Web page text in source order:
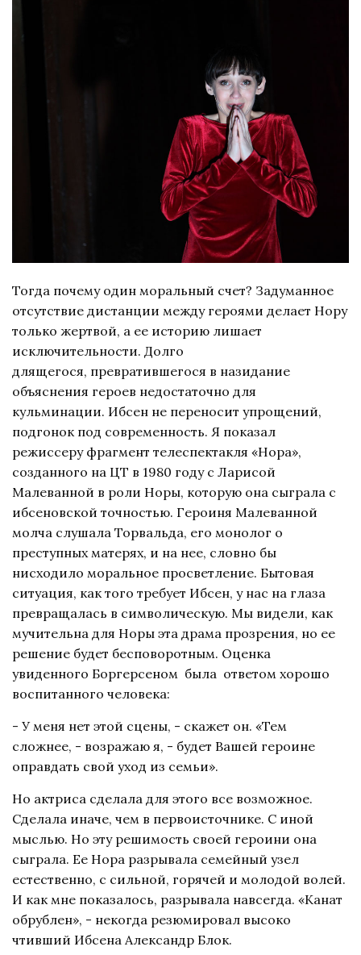
Тогда почему один моральный счет? Задуманное
отсутствие дистанции между героями делает Нору
только жертвой, а ее историю лишает
исключительности. Долго
длящегося, превратившегося в назидание
объяснения героев недостаточно для
кульминации. Ибсен не переносит упрощений,
подгонок под современность. Я показал
режиссеру фрагмент телеспектакля «Нора»,
созданного на ЦТ в 1980 году с Ларисой
Малеванной в роли Норы, которую она сыграла с
ибсеновской точностью. Героиня Малеванной
молча слушала Торвальда, его монолог о
преступных матерях, и на нее, словно бы
нисходило моральное просветление. Бытовая
ситуация, как того требует Ибсен, у нас на глаза
превращалась в символическую. Мы видели, как
мучительна для Норы эта драма прозрения, но ее
решение будет бесповоротным. Оценка
увиденного Боргерсеном была ответом хорошо
воспитанного человека:
- У меня нет этой сцены, - скажет он. «Тем
сложнее, - возражаю я, - будет Вашей героине
оправдать свой уход из семьи».
Но актриса сделала для этого все возможное.
Сделала иначе, чем в первоисточнике. С иной
мыслью. Но эту решимость своей героини она
сыграла. Ее Нора разрывала семейный узел
естественно, с сильной, горячей и молодой волей.
И как мне показалось, разрывала навсегда. «Канат
обрублен», - некогда резюмировал высоко
чтивший Ибсена Александр Блок.